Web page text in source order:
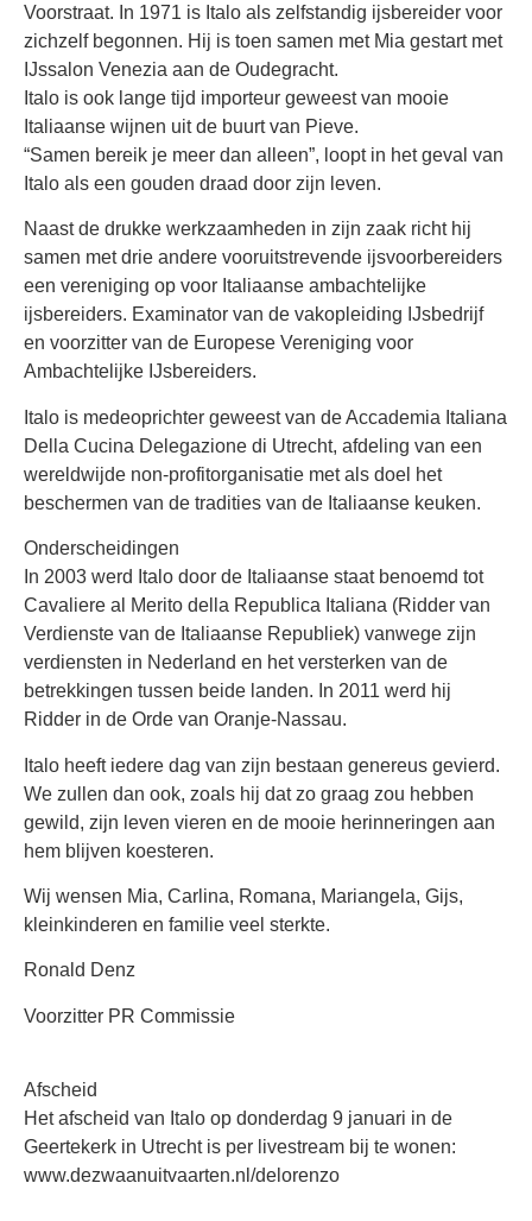
Voorstraat. In 1971 is Italo als zelfstandig ijsbereider voor
zichzelf begonnen. Hij is toen samen met Mia gestart met
IJssalon Venezia aan de Oudegracht.
Italo is ook lange tijd importeur geweest van mooie
Italiaanse wijnen uit de buurt van Pieve.
“Samen bereik je meer dan alleen”, loopt in het geval van
Italo als een gouden draad door zijn leven.
Naast de drukke werkzaamheden in zijn zaak richt hij
samen met drie andere vooruitstrevende ijsvoorbereiders
een vereniging op voor Italiaanse ambachtelijke
ijsbereiders. Examinator van de vakopleiding IJsbedrijf
en voorzitter van de Europese Vereniging voor
Ambachtelijke IJsbereiders.
Italo is medeoprichter geweest van de Accademia Italiana
Della Cucina Delegazione di Utrecht, afdeling van een
wereldwijde non-profitorganisatie met als doel het
beschermen van de tradities van de Italiaanse keuken.
Onderscheidingen
In 2003 werd Italo door de Italiaanse staat benoemd tot
Cavaliere al Merito della Republica Italiana (Ridder van
Verdienste van de Italiaanse Republiek) vanwege zijn
verdiensten in Nederland en het versterken van de
betrekkingen tussen beide landen. In 2011 werd hij
Ridder in de Orde van Oranje-Nassau.
Italo heeft iedere dag van zijn bestaan genereus gevierd.
We zullen dan ook, zoals hij dat zo graag zou hebben
gewild, zijn leven vieren en de mooie herinneringen aan
hem blijven koesteren.
Wij wensen Mia, Carlina, Romana, Mariangela, Gijs,
kleinkinderen en familie veel sterkte.
Ronald Denz
Voorzitter PR Commissie
Afscheid
Het afscheid van Italo op donderdag 9 januari in de
Geertekerk in Utrecht is per livestream bij te wonen:
www.dezwaanuitvaarten.nl/delorenzo